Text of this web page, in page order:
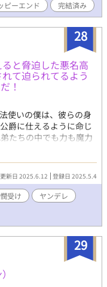
たのに……。 「何故離
ら直す。だから離れて
様の様子がおかしい？
檻に閉じ込めたい」
に僕はもうどうすれば
ソードを部屋から追い
た。 翌朝、差し出され
のみ。 「俺以外に触ら
輪と弟の執着に縛られ
んな関係を続けてもい
たすら執着して独占し
輪は、いつか弟の牙で
を落としたいリオール
です。 リオール・グ
※この作品は2015年
に改稿、さらに2026年
かもしれません。ご了
けだったり視点がよく
ピーエンド 完結済み
28
と脅迫した悪名高
て迫られてるよう
！
使いの僕は、彼らの身
爵に仕えるように命じ
たちの中でも力も魔力
件に領主様の城に売ら
をしたりと、領主様に
つもりだったのに。 怯
民どもを全員奴隷とし
だった隊長には、「こ
鳴られた。 「役立たず
ろう！ 回復魔法は下
を踏んでばかり！ お
てきたと思ってい
嫌になる僕は、「僕
れから仕えるはずの公
うな顔をされてしま
新日 2025.6.12 登録日 2025.5.4
受け
ヤンデレ
29